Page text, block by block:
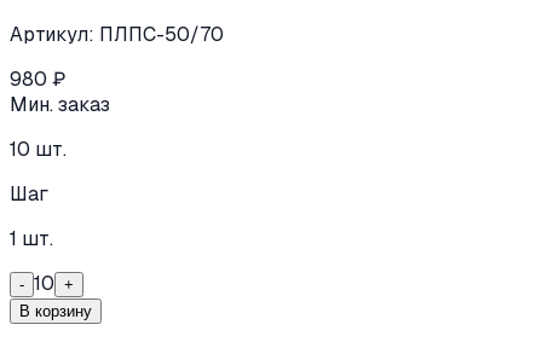
Артикул: ПЛПС-50/70
980 ₽
Мин. заказ
10 шт.
Шаг
1 шт.
- 10 +
В корзину